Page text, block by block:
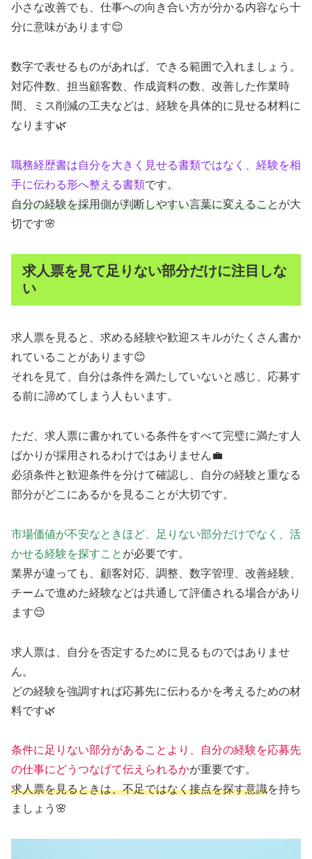
小さな改善でも、仕事への向き合い方が分かる内容なら十
分に意味があります😌
数字で表せるものがあれば、できる範囲で入れましょう。
対応件数、担当顧客数、作成資料の数、改善した作業時
間、ミス削減の工夫などは、経験を具体的に見せる材料に
なります🌿
職務経歴書は自分を大きく見せる書類ではなく、経験を相
手に伝わる形へ整える書類です。
自分の経験を採用側が判断しやすい言葉に変えることが大
切です🌸
求人票を見て足りない部分だけに注目しな
い
求人票を見ると、求める経験や歓迎スキルがたくさん書か
れていることがあります😊
それを見て、自分は条件を満たしていないと感じ、応募す
る前に諦めてしまう人もいます。
ただ、求人票に書かれている条件をすべて完璧に満たす人
ばかりが採用されるわけではありません💼
必須条件と歓迎条件を分けて確認し、自分の経験と重なる
部分がどこにあるかを見ることが大切です。
市場価値が不安なときほど、足りない部分だけでなく、活
かせる経験を探すこと が必要です。
業界が違っても、顧客対応、調整、数字管理、改善経験、
チームで進めた経験などは共通して評価される場合があり
ます😌
求人票は、自分を否定するために見るものではありませ
ん。
どの経験を強調すれば応募先に伝わるかを考えるための材
料です🌿
条件に足りない部分があることより、自分の経験を応募先
の仕事にどうつなげて伝えられるかが重要です。
求人票を見るときは、不足ではなく接点を探す意識を持ち
ましょう🌸